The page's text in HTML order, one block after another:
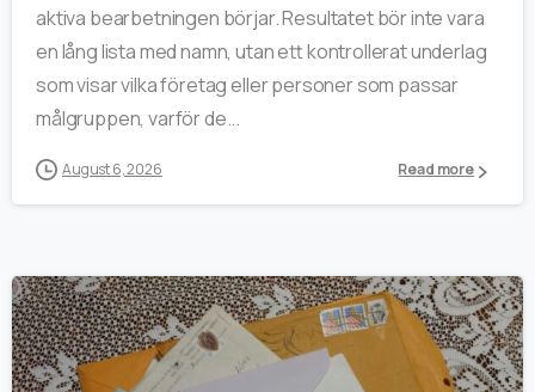
aktiva bearbetningen börjar. Resultatet bör inte vara
en lång lista med namn, utan ett kontrollerat underlag
som visar vilka företag eller personer som passar
målgruppen, varför de...
August 6, 2026 Read more